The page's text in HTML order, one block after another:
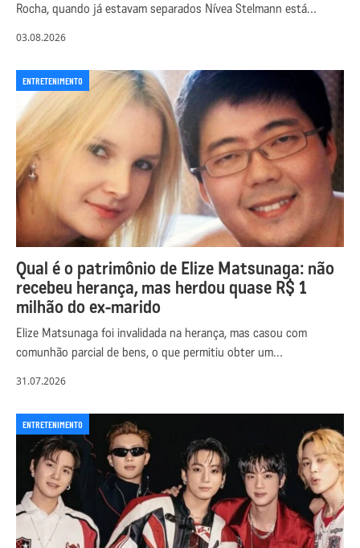
Rocha, quando já estavam separados Nívea Stelmann está…
03.08.2026
ENTRETENIMENTO
Qual é o patrimônio de Elize Matsunaga: não
recebeu herança, mas herdou quase R$ 1
milhão do ex-marido
Elize Matsunaga foi invalidada na herança, mas casou com
comunhão parcial de bens, o que permitiu obter um…
31.07.2026
ENTRETENIMENTO